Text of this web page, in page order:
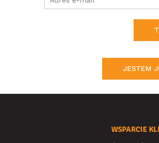
JESTEM
WSPARCIE